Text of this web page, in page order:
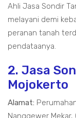
Ahli Jasa Sondir
melayani demi
peranan tanah
pendataanya.
2. Jasa
Mojokerto
Alamat:
Nanggewer